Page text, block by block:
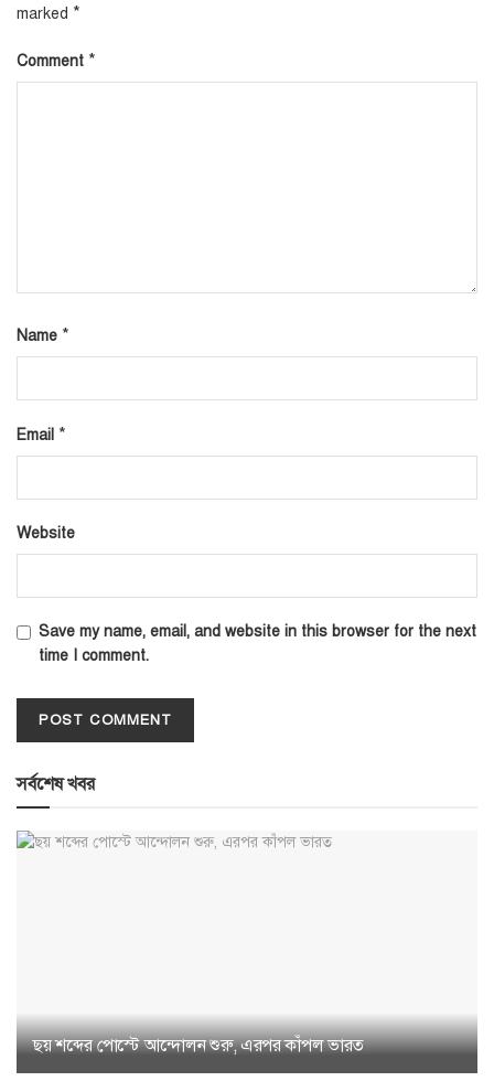
marked *
Comment *
Name *
Email *
Website
Save my name, email, and website in this browser for the next
time I comment.
সর্বশেষ খবর
ছয় শব্দের পোস্টে আন্দোলন শুরু, এরপর কাঁপল ভারত